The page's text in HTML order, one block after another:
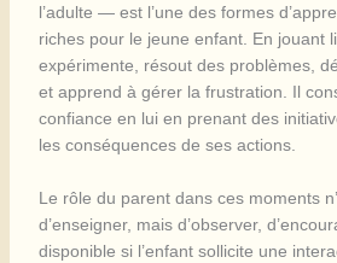
l’adulte — est l’une des formes
riches pour le jeune enfant. En jouant
expérimente, résout des problèmes,
et apprend à gérer la frustration. Il
confiance en lui en prenant des
les conséquences de ses actions.
Le rôle du parent dans ces moments
d’enseigner, mais d’observer,
disponible si l’enfant sollicite une